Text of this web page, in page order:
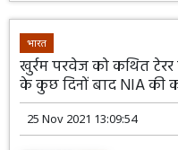
भारत
खुर्रम परवेज को कथित
के कुछ दिनों बाद NIA की
25 Nov 2021 13:09:54